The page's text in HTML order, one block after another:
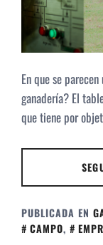
En que se
ganadería? El
que tiene por
PUBLICADA EN
CAMPO,